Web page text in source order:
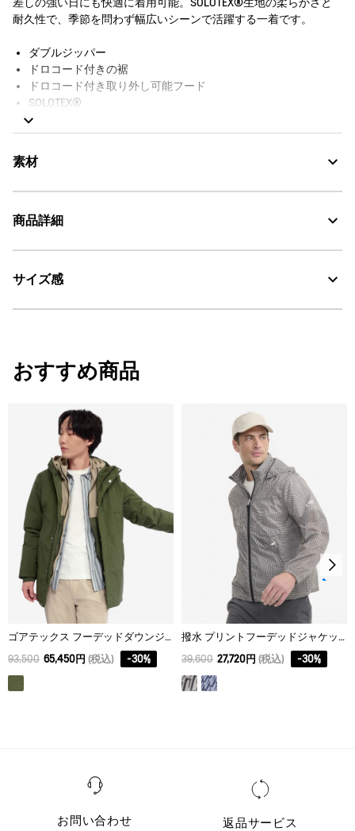
耐久性で、季節を問わず幅広いシーンで活躍する一着です。
ダブルジッパー
ドロコード付きの裾
ドロコード付き取り外し可能フード
SOLOTEX®
撥水
UVカット（UPF40+）
素材
撥水性に優れ紫外線をカットするポリアミドとコットンの混紡素
SOLOTEX®：ソフト・ストレッチ
30℃を限度とし、通常の洗濯処理。
漂白処理はできない。
タンブル乾燥禁止。
脱水後、つり干し乾燥がよい。
アイロン仕上げ処理はできない。
ドライクリーニング処理ができない。
ウェットクリーニング処理ができる。：通常の処理
商品詳細
・色：ブリュム (004)
サイズ感
XS
S 46
M 48
L 50
XL 70.5 52
おすすめ商品
ゴアテックス フーデッドダウンジャケット RP
93,500 65,450円 (税込) -30%
撥水 プリントフーデッドジャケット
39,600 27,720円 (税込) -30%
お問い合わせ 返品サービス